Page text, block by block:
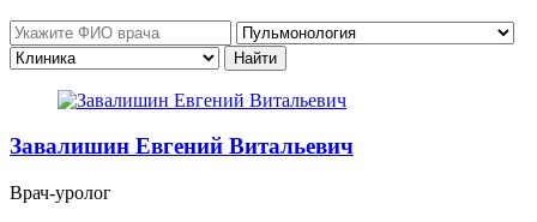
Завалишин Евгений Витальевич
Врач-уролог